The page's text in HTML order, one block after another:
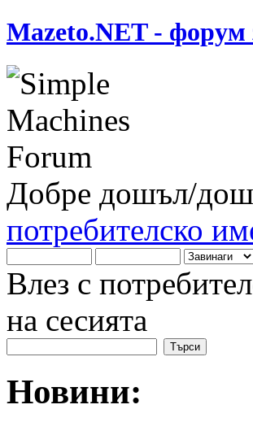
Mazeto.NET - форум
Добре дошъл/
потребителско
Влез с
на сесията
Новини: